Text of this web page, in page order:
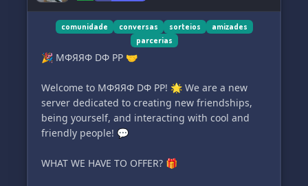
comunidade conversas sorteios
amizades
parcerias
🎉 MФЯЯФ DФ PP 🤝
Welcome to MФЯЯФ DФ PP! 🌟 We are a new
server dedicated to creating new friendships,
being yourself, and interacting with cool and
friendly people! 💬
WHAT WE HAVE TO OFFER? 🎁